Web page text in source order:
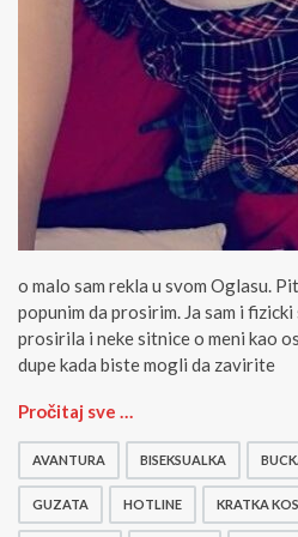
o malo sam rekla u svom Oglasu.
popunim da prosirim. Ja sam i
prosirila i neke sitnice o meni kao
dupe kada biste mogli da zavirite
L
n
k
Pročitaj sve …
AVANTURA BISEKSUALKA
GUZATA HOTLINE KRATKA